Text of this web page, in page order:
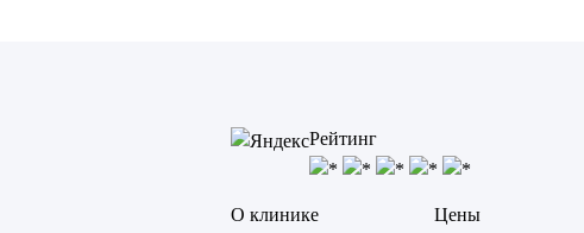
Рейтинг
О клинике Цены